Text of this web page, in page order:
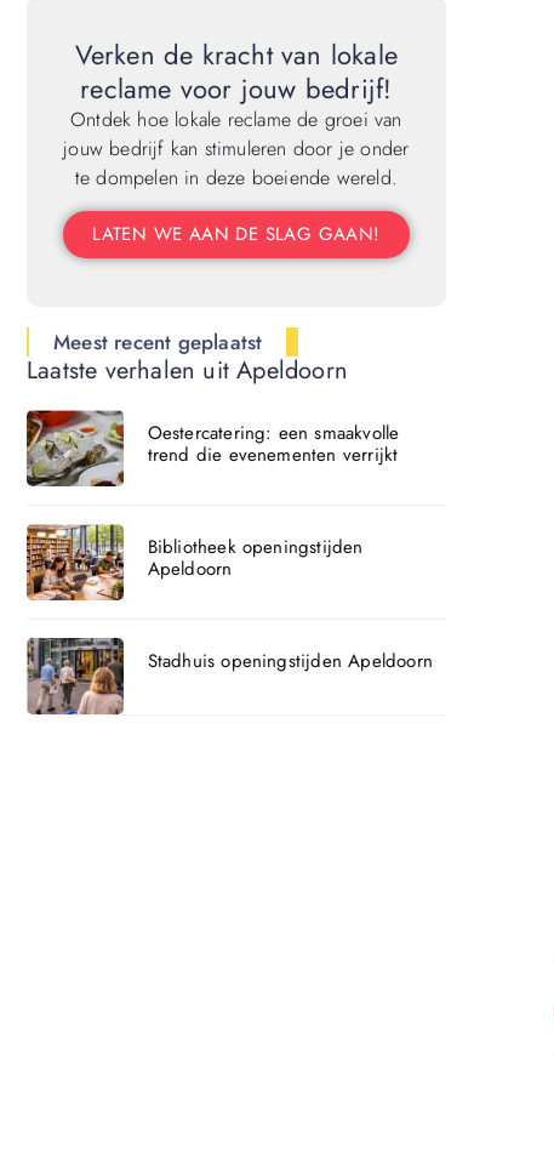
Verken de kracht van lokale
reclame voor jouw bedrijf!
Ontdek hoe lokale reclame de groei van
jouw bedrijf kan stimuleren door je onder
te dompelen in deze boeiende wereld.
LATEN WE AAN DE SLAG GAAN!
Meest recent geplaatst
Laatste verhalen uit Apeldoorn
Oestercatering: een smaakvolle
trend die evenementen verrijkt
Bibliotheek openingstijden
Apeldoorn
Stadhuis openingstijden Apeldoorn